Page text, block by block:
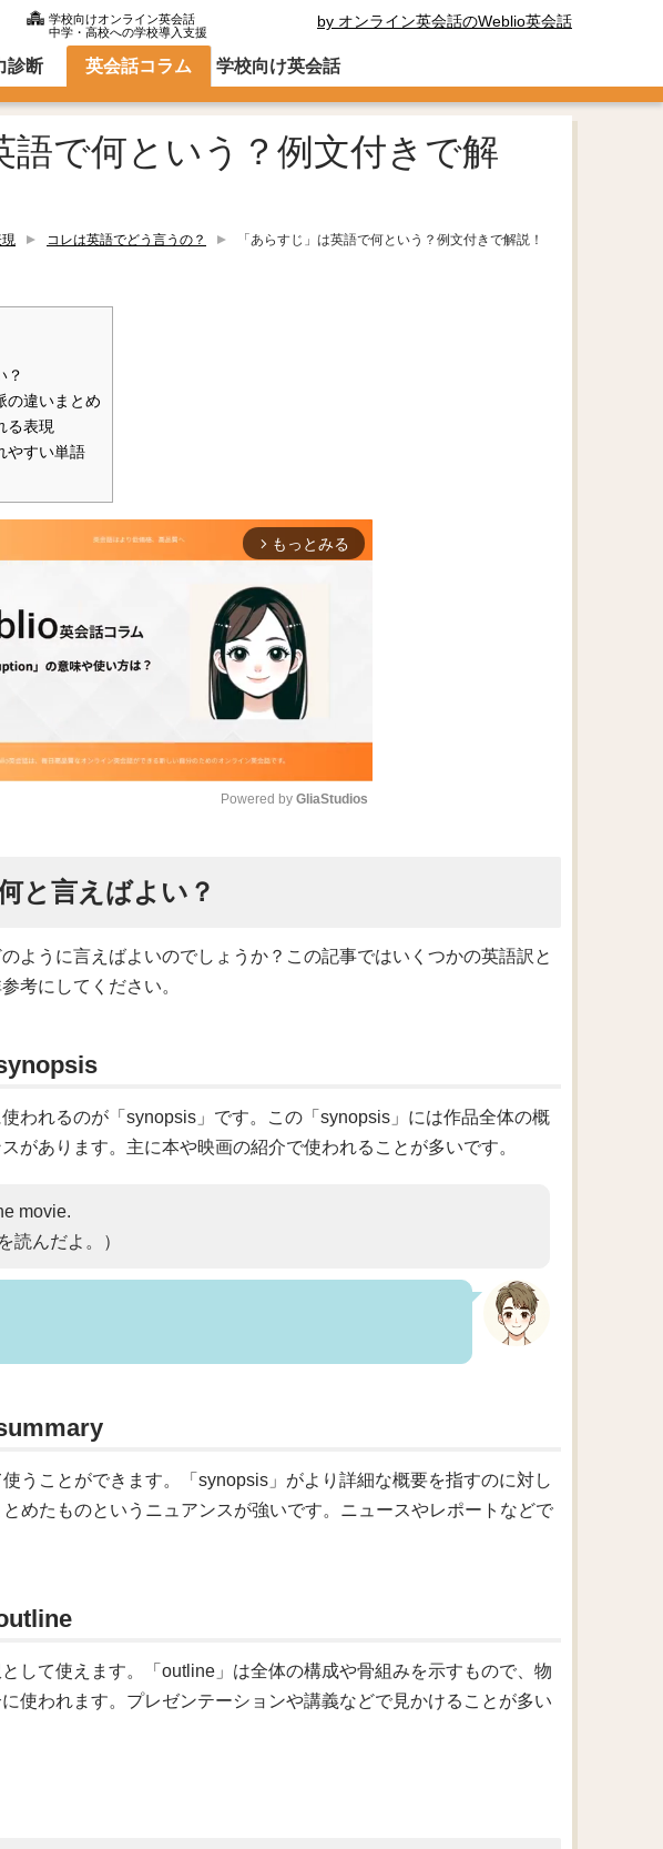
学校向けオンライン英会話
中学・高校への学校導入支援
by オンライン英会話のWeblio英会話
診断 英会話コラム 学校向け英会話
語で何という？例文付きで解
コレは英語でどう言うの？ 「あらすじ」は英語で何という？例文付きで解説！
？
の違いまとめ
る表現
やすい単語
arrow_forward_ios もっとみる
e
Powered by GliaStudios
と言えばよい？
ように言えばよいのでしょうか？この記事ではいくつかの英語訳と
考にしてください。
われるのが「synopsis」です。この「synopsis」には作品全体の概
があります。主に本や映画の紹介で使われることが多いです。
movie.
読んだよ。）
うことができます。「synopsis」がより詳細な概要を指すのに対し
めたものというニュアンスが強いです。ニュースやレポートなどで
して使えます。「outline」は全体の構成や骨組みを示すもので、物
使われます。プレゼンテーションや講義などで見かけることが多い